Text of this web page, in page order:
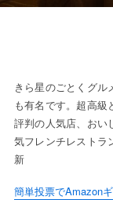
きら星のごとくグ
も有名です。超高
評判の人気店、おい
気フレンチレストラ
新
簡単投票でAmazon